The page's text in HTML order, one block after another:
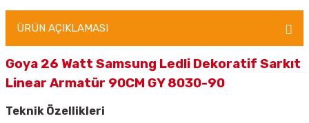
ÜRÜN AÇIKLAMASI
Goya 26 Watt Samsung Ledli Dekoratif Sarkıt
Linear Armatür 90CM GY 8030-90
Teknik Özellikleri